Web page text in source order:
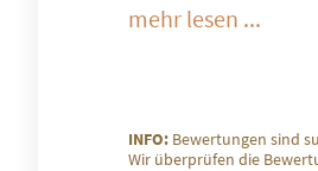
mehr lesen ...
INFO: Bewertungen sind
Wir überprüfen die